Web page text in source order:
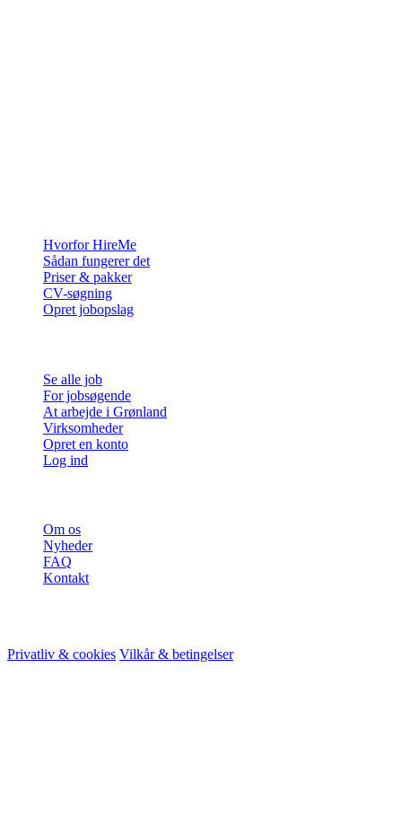
Hvorfor HireMe
Sådan fungerer det
Priser & pakker
CV-søgning
Opret jobopslag
Se alle job
For jobsøgende
At arbejde i Grønland
Virksomheder
Opret en konto
Log ind
Om os
Nyheder
FAQ
Kontakt
Privatliv & cookies Vilkår & betingelser